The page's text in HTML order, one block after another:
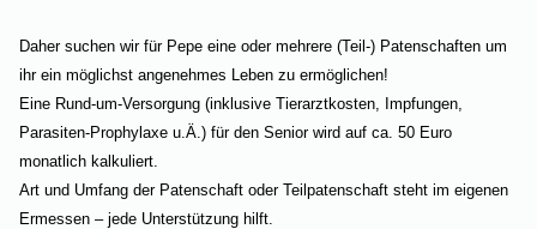
Daher suchen wir für Pepe eine oder mehrere (Teil-) Patenschaften um
ihr ein möglichst angenehmes Leben zu ermöglichen!
Eine Rund-um-Versorgung (inklusive Tierarztkosten, Impfungen,
Parasiten-Prophylaxe u.Ä.) für den Senior wird auf ca. 50 Euro
monatlich kalkuliert.
Art und Umfang der Patenschaft oder Teilpatenschaft steht im eigenen
Ermessen – jede Unterstützung hilft.